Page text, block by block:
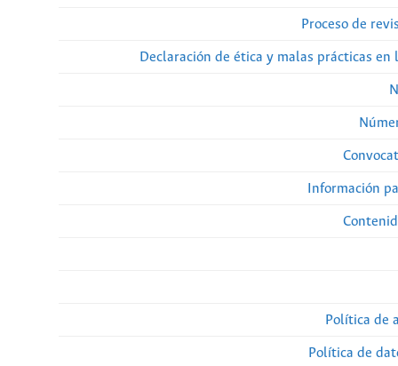
Proceso de
Declaración de ética y malas prácticas en
Información
Política de
Política de